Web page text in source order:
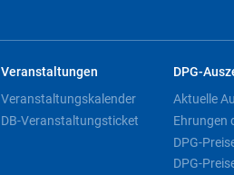
Veranstaltungen
Veranstaltungskalender
DB-Veranstaltungsticket
DPG-
Aktuelle
Ehrungen
DPG-
DPG-